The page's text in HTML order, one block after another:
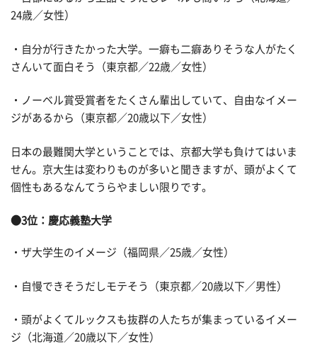
24歳／女性）
・自分が行きたかった大学。一癖も二癖ありそうな人がたく
さんいて面白そう（東京都／22歳／女性）
・ノーベル賞受賞者をたくさん輩出していて、自由なイメー
ジがあるから（東京都／20歳以下／女性）
日本の最難関大学ということでは、京都大学も負けてはいま
せん。京大生は変わりものが多いと聞きますが、頭がよくて
個性もあるなんてうらやましい限りです。
●3位：慶応義塾大学
・ザ大学生のイメージ（福岡県／25歳／女性）
・自慢できそうだしモテそう（東京都／20歳以下／男性）
・頭がよくてルックスも抜群の人たちが集まっているイメー
ジ（北海道／20歳以下／女性）